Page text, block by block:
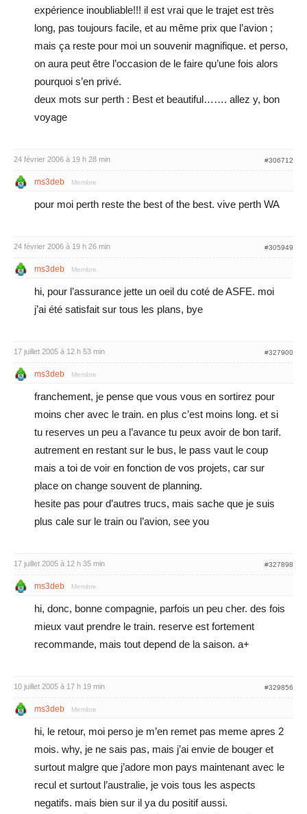
expérience inoubliable!!! il est vrai que le trajet est très
long, pas toujours facile, et au même prix que l’avion ;
mais ça reste pour moi un souvenir magnifique. et perso,
on aura peut être l’occasion de le faire qu’une fois alors
pourquoi s’en privé.
deux mots sur perth : Best et beautiful……. allez y, bon
voyage
24 février 2006 à 19 h 28 min #306712
ms3deb Membre
pour moi perth reste the best of the best. vive perth WA
24 février 2006 à 19 h 26 min #305949
ms3deb Membre
hi, pour l’assurance jette un oeil du coté de ASFE. moi
j’ai été satisfait sur tous les plans, bye
17 juillet 2005 à 12 h 53 min #327900
ms3deb Membre
franchement, je pense que vous vous en sortirez pour
moins cher avec le train. en plus c’est moins long. et si
tu reserves un peu a l’avance tu peux avoir de bon tarif.
autrement en restant sur le bus, le pass vaut le coup
mais a toi de voir en fonction de vos projets, car sur
place on change souvent de planning.
hesite pas pour d’autres trucs, mais sache que je suis
plus cale sur le train ou l’avion, see you
17 juillet 2005 à 12 h 35 min #327898
ms3deb Membre
hi, donc, bonne compagnie, parfois un peu cher. des fois
mieux vaut prendre le train. reserve est fortement
recommande, mais tout depend de la saison. a+
10 juillet 2005 à 17 h 19 min #329856
ms3deb Membre
hi, le retour, moi perso je m’en remet pas meme apres 2
mois. why, je ne sais pas, mais j’ai envie de bouger et
surtout malgre que j’adore mon pays maintenant avec le
recul et surtout l’australie, je vois tous les aspects
negatifs. mais bien sur il ya du positif aussi.